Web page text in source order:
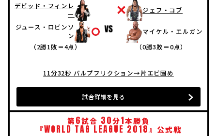
デビッド・フィンレ
ー
ジュース・ロビンソ
ン
（2勝1敗＝4点）
ジェフ・コブ
マイケル・エルガン
（0勝3敗＝0点）
11分32秒 パルプフリクション→片エビ固め
試合詳細を見る
第6試合 30分1本勝負
『WORLD TAG LEAGUE 2018』公式戦